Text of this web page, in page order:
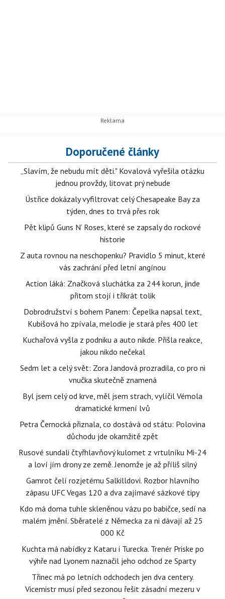
Doporučené články
„Slavím, že nebudu mít děti." Kovalová vyřešila otázku
jednou provždy, litovat prý nebude
Ústřice dokázaly vyfiltrovat celý Chesapeake Bay za
týden, dnes to trvá přes rok
Pět klipů Guns N‘ Roses, které se zapsaly do rockové
historie
Z auta rovnou na neschopenku? Pravidlo 5 minut, které
vás zachrání před letní angínou
Action láká: Značková sluchátka za 244 korun, jinde
přitom stojí i třikrát tolik
Dobrodružství s bohem Panem: Čepelka napsal text,
Kubišová ho zpívala, melodie je stará přes 400 let
Kuchařová vyšla z podniku a auto nikde. Přišla reakce,
jakou nikdo nečekal
Sedm let a celý svět: Zora Jandová prozradila, co pro ni
vnučka skutečně znamená
Byl jsem celý od krve, měl jsem strach, vylíčil Vémola
dramatické krmení lvů
Petra Černocká přiznala, co dostává od státu: Polovina
důchodu jde okamžitě zpět
Rusové sundali čtyřhlavňový kulomet z vrtulníku Mi-24
a loví jím drony ze země. Jenomže je až příliš silný
Gamrot čelí rozjetému Salkilldovi. Rozbor hlavního
zápasu UFC Vegas 120 a dva zajímavé sázkové tipy
Kdo má doma tuhle skleněnou vázu po babičce, sedí na
malém jmění. Sběratelé z Německa za ni dávají až 25
000 Kč
Kuchta má nabídky z Kataru i Turecka. Trenér Priske po
výhře nad Lyonem naznačil jeho odchod ze Sparty
Třinec má po letních odchodech jen dva centery.
Vicemistr musí před sezonou řešit zásadní mezeru v